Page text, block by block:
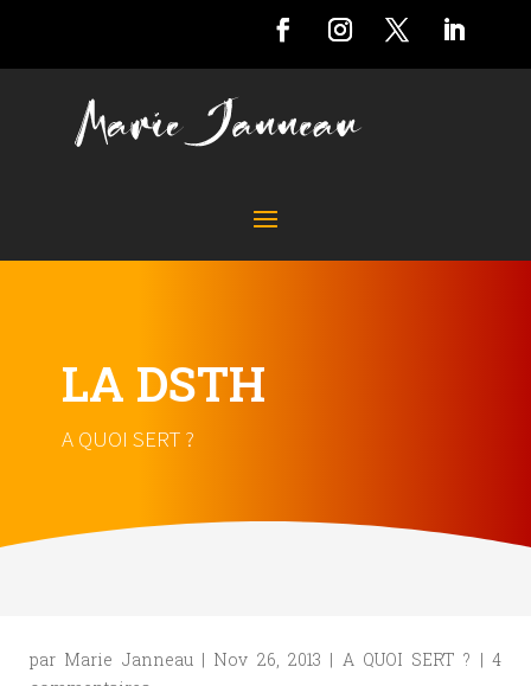
LA DSTH
A QUOI SERT ?
par Marie Janneau| Nov 26, 2013 | A QUOI SERT ? |4